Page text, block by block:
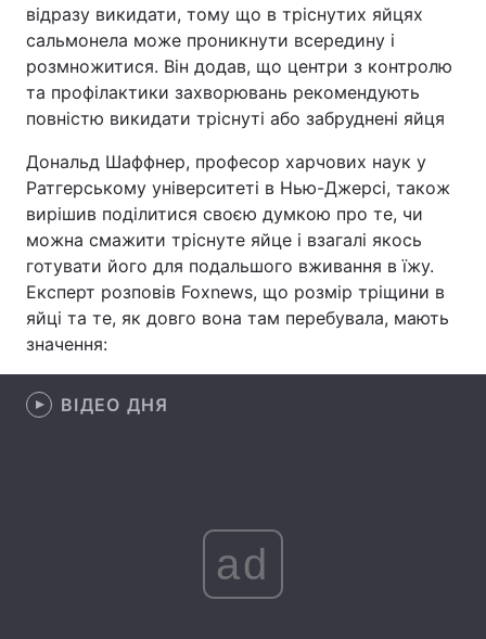
Лонгріди
Відео з Youtube Статті
Архів Вакансії
Контакти
Послуги
відразу викидати, тому що в тріснутих яйцях
сальмонела може проникнути всередину і
розмножитися. Він додав, що центри з контролю
та профілактики захворювань рекомендують
повністю викидати тріснуті або забруднені яйця
Дональд Шаффнер, професор харчових наук у
Ратгерському університеті в Нью-Джерсі, також
вирішив поділитися своєю думкою про те, чи
можна смажити тріснуте яйце і взагалі якось
готувати його для подальшого вживання в їжу.
Експерт розповів Foxnews, що розмір тріщини в
яйці та те, як довго вона там перебувала, мають
значення:
ВІДЕО ДНЯ
ad